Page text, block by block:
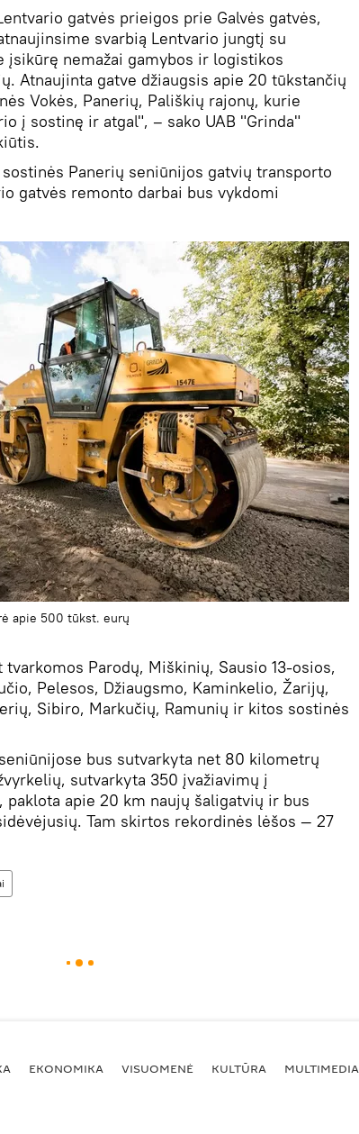
gatvės prieigos prie Galvės gatvės,
svarbią Lentvario jungtį su
nemažai gamybos ir logistikos
Atnaujinta gatve džiaugsis apie 20 tūkstančių
Vokės, Panerių, Pališkių rajonų, kurie
į sostinę ir atgal", – sako UAB "Grinda"
Panerių seniūnijos gatvių transporto
gatvės remonto darbai bus vykdomi
apie 500 tūkst. eurų
Parodų, Miškinių, Sausio 13-osios,
Pelesos, Džiaugsmo, Kaminkelio, Žarijų,
Sibiro, Markučių, Ramunių ir kitos sostinės
bus sutvarkyta net 80 kilometrų
sutvarkyta 350 įvažiavimų į
paklota apie 20 km naujų šaligatvių ir bus
Tam skirtos rekordinės lėšos — 27
EKONOMIKA VISUOMENĖ KULTŪRA MULTIMEDIA